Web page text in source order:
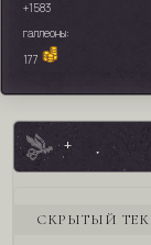
+1583
галлеоны:
177
+
СКРЫТЫЙ